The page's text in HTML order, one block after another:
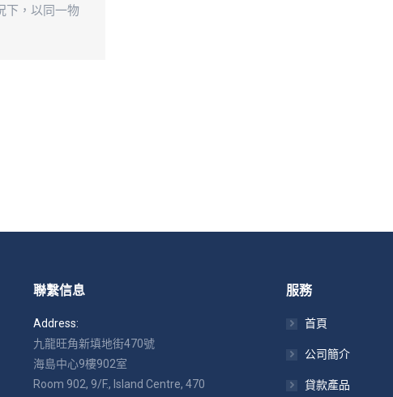
下，以同一物
聯繫信息
Address:
九龍旺角新填地街470號
海島中心9樓902室
Room 902, 9/F., Island Centre, 470
服務
首頁
公司簡介
貸款產品